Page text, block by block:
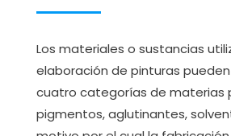
Los materiales o sustancias
elaboración de pinturas
cuatro categorías de materias
pigmentos, aglutinantes,